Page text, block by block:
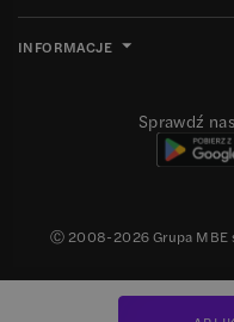
INFORMACJE
Sprawdź
Ⓒ 2008-2026Grupa MBE